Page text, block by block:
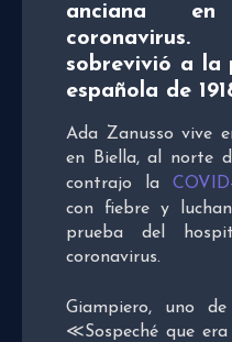
anciana
sobrevivió a la
española de
Ada Zanusso vive
en Biella, al norte
contrajo la
con fiebre y
prueba del
coronavirus.
Giampiero, uno
≪Sospeché que